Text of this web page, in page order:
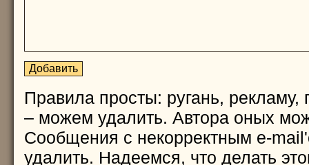
Правила просты: ругань, рекламу,
– можем удалить. Автора оных
Сообщения с некорректным e-
удалить. Надеемся, что делать